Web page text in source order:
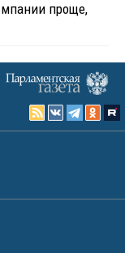
проще,